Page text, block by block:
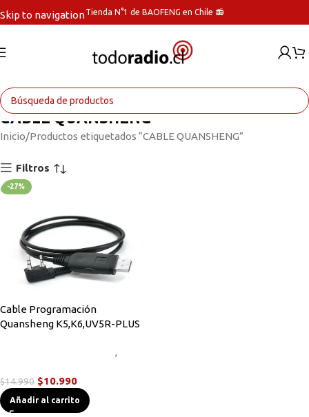
Skip to navigationTienda N°1 de BAOFENG en Chile 📻
CABLE QUANSHENG
Inicio Productos etiquetados “CABLE QUANSHENG”
Filtros
-27%
Cable Programación
Quansheng K5,K6,UV5R-PLUS
,
$14.990 $10.990
Añadir al carrito